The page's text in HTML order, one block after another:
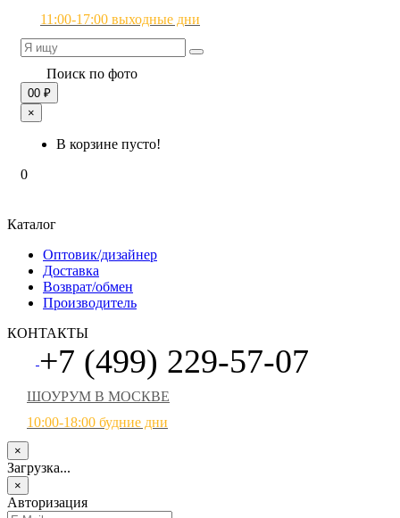
11:00-17:00 выходные дни
Поиск по фото
00 ₽
×
В корзине пусто!
0
Каталог
Оптовик/дизайнер
Доставка
Возврат/обмен
Производитель
КОНТАКТЫ
+7 (499) 229-57-07
ШОУРУМ В МОСКВЕ
10:00-18:00 будние дни
×
Загрузка...
×
Авторизация